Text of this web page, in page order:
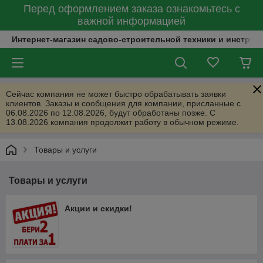
Перед оформлением заказа ознакомьтесь с
важной информацией
Интернет-магазин садово-строительной техники и
Сейчас компания не может быстро обрабатывать заявки
клиентов. Заказы и сообщения для компании, присланные с
06.08.2026 по 12.08.2026, будут обработаны позже. С
13.08.2026 компания продолжит работу в обычном режиме.
Товары и услуги
Товары и услуги
Акции и скидки!